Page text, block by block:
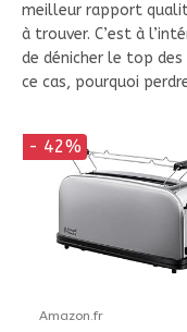
meilleur rapport
à trouver. C’est à
de dénicher le top
ce cas, pourquoi
- 42%
Amazon.fr